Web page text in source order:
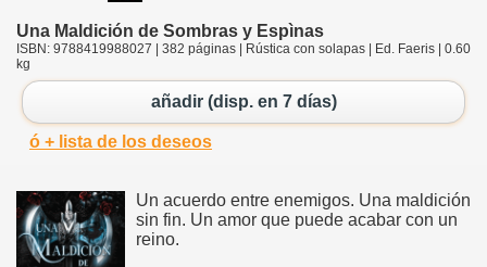
Una Maldición de Sombras y Espìnas
ISBN: 9788419988027 | 382 páginas | Rústica con solapas | Ed. Faeris | 0.60
kg
añadir (disp. en 7 días)
ó + lista de los deseos
Un acuerdo entre enemigos. Una maldición
sin fin. Un amor que puede acabar con un
reino.